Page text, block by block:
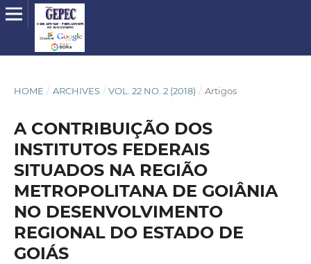
HOME / ARCHIVES / VOL. 22 NO. 2 (2018) / Artigos
A CONTRIBUIÇÃO DOS
INSTITUTOS FEDERAIS
SITUADOS NA REGIÃO
METROPOLITANA DE GOIÂNIA
NO DESENVOLVIMENTO
REGIONAL DO ESTADO DE
GOIÁS